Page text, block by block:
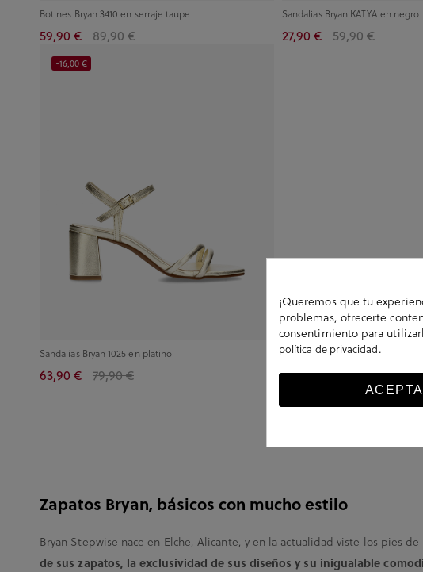
Zapatos Bryan, básicos con mucho estilo
Bryan Stepwise nace en Elche, Alicante, y en la actualidad viste los pies
de sus zapatos, la exclusividad de sus diseños y su inigualable
Botines Bryan 3410 en serraje taupe
59,90 € 89,90 €
Sandalias Bryan KATYA en negro
27,90 € 59,90 €
Sandalias Bryan 1025 en platino
63,90 € 79,90 €
-16,00 €
¡Queremos que tu
problemas, ofrecerte
consentimiento para
política de privacidad.